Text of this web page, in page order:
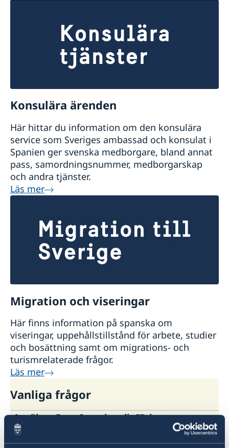
Konsulära ärenden
Här hittar du information om den konsulära
service som Sveriges ambassad och konsulat i
Spanien ger svenska medborgare, bland annat
pass, samordningsnummer, medborgarskap
och andra tjänster.
Läs mer
Migration och viseringar
Här finns information på spanska om
viseringar, uppehållstillstånd för arbete, studier
och bosättning samt om migrations- och
turismrelaterade frågor.
Läs mer
Vanliga frågor
Ansökan Pass & nationellt ID-kort
Behöver du förnya/ansöka om pass/nationellt
Vad är ett provisoriskt pass och
när utfärdas det?